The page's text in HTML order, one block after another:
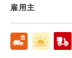
雇用主